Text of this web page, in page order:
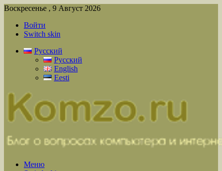
Воскресенье , 9 Август 2026
Войти
Switch skin
Русский
Русский
English
Eesti
Меню